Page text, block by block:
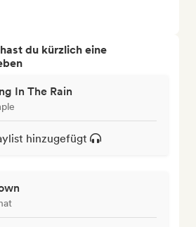
du kürzlich eine
In The Rain
hinzugefügt